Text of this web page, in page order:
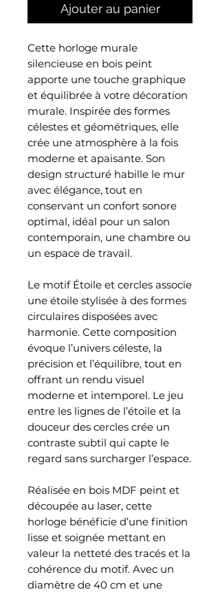
Ajouter au panier
Cette horloge murale
silencieuse en bois peint
apporte une touche graphique
et équilibrée à votre décoration
murale. Inspirée des formes
célestes et géométriques, elle
crée une atmosphère à la fois
moderne et apaisante. Son
design structuré habille le mur
avec élégance, tout en
conservant un confort sonore
optimal, idéal pour un salon
contemporain, une chambre ou
un espace de travail.
Le motif Étoile et cercles associe
une étoile stylisée à des formes
circulaires disposées avec
harmonie. Cette composition
évoque l’univers céleste, la
précision et l’équilibre, tout en
offrant un rendu visuel
moderne et intemporel. Le jeu
entre les lignes de l’étoile et la
douceur des cercles crée un
contraste subtil qui capte le
regard sans surcharger l’espace.
Réalisée en bois MDF peint et
découpée au laser, cette
horloge bénéficie d’une finition
lisse et soignée mettant en
valeur la netteté des tracés et la
cohérence du motif. Avec un
diamètre de 40 cm et une